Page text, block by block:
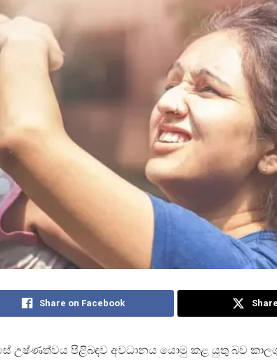
Share on Facebook
උෂ්ණත්වය පිළිබඳව අවධානය යොමු කළ යුතු බව